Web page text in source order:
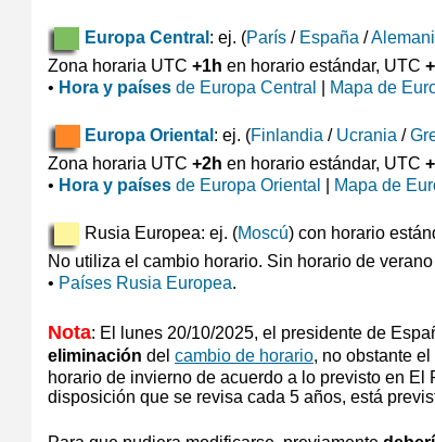
Europa Central : ej. (París / España /
Zona horaria UTC +1h en horario estándar, UTC
• Hora y países de Europa Central Mapa de
Europa Oriental : ej. (Finlandia / Ucrania /
Zona horaria UTC +2h en horario estándar, UTC
• Hora y países de Europa Oriental Mapa de
Rusia Europea: ej. (Moscú) con horario
No utiliza el cambio horario. Sin horario de verano
• Países Rusia Europea.
Nota: El lunes 20/10/2025, el presidente de
eliminación del cambio de horario, no obstante
horario de invierno de acuerdo a lo previsto en El
disposición que se revisa cada 5 años, está